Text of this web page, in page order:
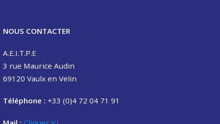
NOUS CONTACTER
A.E.I.T.P.E
3 rue Maurice Audin
69120 Vaulx en Velin
Téléphone : +33 (0)4 72 04 71 91